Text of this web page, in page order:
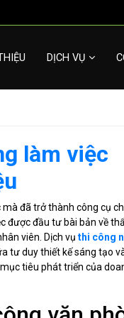
DỊCH VỤ
làm việc
đã trở thành công cụ
được đầu tư bài bản về
viên. Dịch vụ thi công
tư duy thiết kế sáng tạo
tiêu phát triển của